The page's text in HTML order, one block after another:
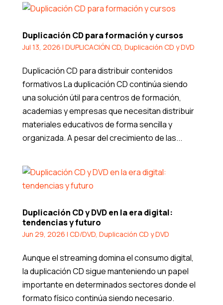
Duplicación CD para formación y cursos
Jul 13, 2026 | DUPLICACIÓN CD, Duplicación CD y DVD
Duplicación CD para distribuir contenidos
formativos La duplicación CD continúa siendo
una solución útil para centros de formación,
academias y empresas que necesitan distribuir
materiales educativos de forma sencilla y
organizada. A pesar del crecimiento de las...
Duplicación CD y DVD en la era digital:
tendencias y futuro
Jun 29, 2026 | CD/DVD, Duplicación CD y DVD
Aunque el streaming domina el consumo digital,
la duplicación CD sigue manteniendo un papel
importante en determinados sectores donde el
formato físico continúa siendo necesario.